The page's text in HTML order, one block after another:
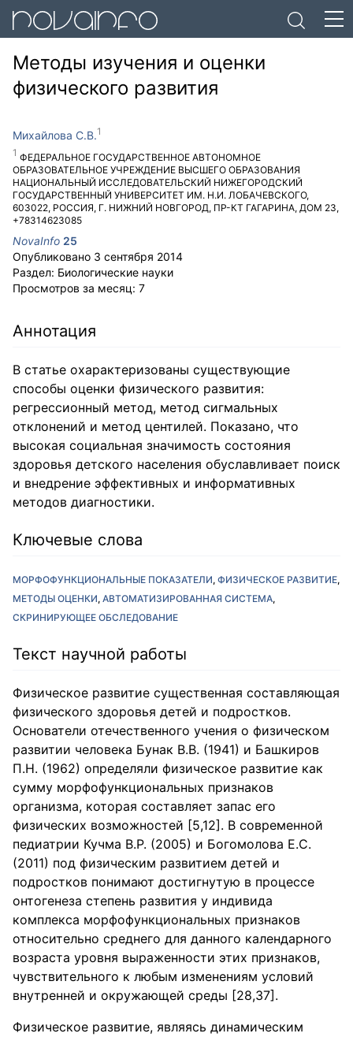
Методы изучения и оценки
физического развития
Михайлова С.В.
ФЕДЕРАЛЬНОЕ ГОСУДАРСТВЕННОЕ АВТОНОМНОЕ
ОБРАЗОВАТЕЛЬНОЕ УЧРЕЖДЕНИЕ ВЫСШЕГО ОБРАЗОВАНИЯ
НАЦИОНАЛЬНЫЙ ИССЛЕДОВАТЕЛЬСКИЙ НИЖЕГОРОДСКИЙ
ГОСУДАРСТВЕННЫЙ УНИВЕРСИТЕТ ИМ. Н.И. ЛОБАЧЕВСКОГО,
603022, РОССИЯ, Г. НИЖНИЙ НОВГОРОД, ПР-КТ ГАГАРИНА, ДОМ 23,
+78314623085
NovaInfo 25
Опубликовано 3 сентября 2014
Раздел: Биологические науки
Просмотров за месяц: 7
Аннотация
В статье охарактеризованы существующие
способы оценки физиче­ского развития:
регрессионный метод, метод сигмальных
отклонений и метод центилей. Показано, что
высокая социальная значимость состояния
здоровья детского населения обуславливает поиск
и внедрение эффективных и информативных
методов диагностики.
Ключевые слова
МОРФОФУНКЦИОНАЛЬНЫЕ ПОКАЗАТЕЛИ ФИЗИЧЕСКОЕ РАЗВИТИЕ
МЕТОДЫ ОЦЕНКИ АВТОМАТИЗИРОВАННАЯ СИСТЕМА
СКРИНИРУЮЩЕЕ ОБСЛЕДОВАНИЕ
Текст научной работы
Физическое развитие существенная составляющая
физического здоровья детей и подростков.
Основатели отечественного учения о физическом
развитии человека Бунак В.В. (1941) и Башкиров
П.Н. (1962) определяли физическое развитие как
сумму морфофункциональных признаков
организма, которая составляет запас его
физических возможностей [5,12]. В современной
педиатрии Кучма В.Р. (2005) и Богомолова Е.С.
(2011) под физическим развитием детей и
подростков понимают достигнутую в процессе
онтогенеза степень развития у индивида
комплекса морфофункциональных признаков
относительно среднего для данного календарного
возраста уровня выраженности этих признаков,
чувствительного к любым изменениям условий
внутренней и окружающей среды [28,37].
Физическое развитие, являясь динамическим